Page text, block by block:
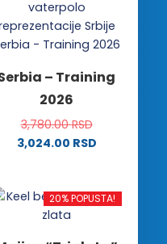
varijanti.
Opcije
mogu
izabrane
na
stranici
proizvoda.
– Training
2026
3,780.00RSD
3,024.00 RSD
ima
više
20% POPUSTA!